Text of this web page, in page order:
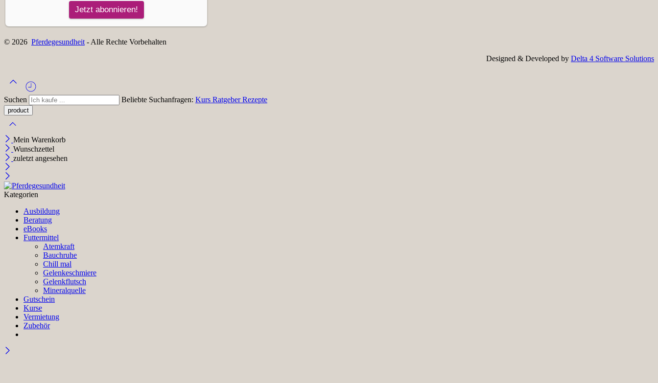
© 2026 Pferdegesundheit - Alle Rechte Vorbehalten
Designed & Developed by Delta 4 Software Solutions
Suchen Beliebte Suchanfragen: Kurs RatgeberRezepte
Mein Warenkorb
Wunschzettel
zuletzt angesehen
Kategorien
Ausbildung
Beratung
eBooks
Futtermittel
Atemkraft
Bauchruhe
Chill mal
Gelenkeschmiere
Gelenkflutsch
Mineralquelle
Gutschein
Kurse
Vermietung
Zubehör